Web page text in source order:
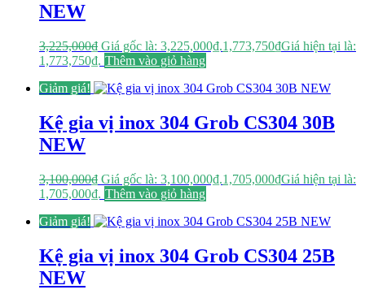
NEW
3,225,000₫ Giá gốc là: 3,225,000₫.1,773,750₫Giá hiện tại là:
1,773,750₫. Thêm vào giỏ hàng
Giảm giá!
Kệ gia vị inox 304 Grob CS304 30B
NEW
3,100,000₫ Giá gốc là: 3,100,000₫.1,705,000₫Giá hiện tại là:
1,705,000₫. Thêm vào giỏ hàng
Giảm giá!
Kệ gia vị inox 304 Grob CS304 25B
NEW